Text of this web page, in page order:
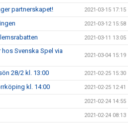
partnerskapet! 2021-03-15 17:15
2021-03-12 15:58
2021-03-11 13:05
Svenska Spel via
2021-03-04 15:19
28/2 kl. 13:00 2021-02-25 15:30
kl. 14:00 2021-02-25 12:41
2021-02-24 14:55
2021-02-24 08:13